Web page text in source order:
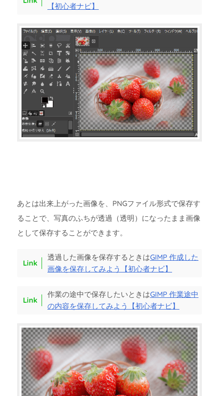
【初心者ナビ】
あとは出来上がった画像を、PNGファイル形式で保存す
ることで、写真のふちが透過（透明）になったまま画像
として保存することができます。
透過した画像を保存するときはGIMP 作成した
画像を保存してみよう【初心者ナビ】
作業の途中で保存したいときはGIMP 作業途中
の内容を保存してみよう【初心者ナビ】